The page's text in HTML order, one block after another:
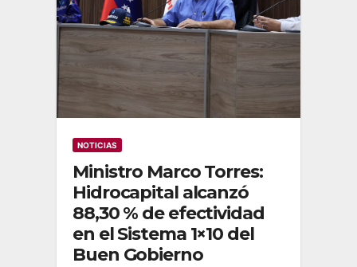
NOTICIAS
Ministro Marco Torres:
Hidrocapital alcanzó
88,30 % de efectividad
en el Sistema 1×10 del
Buen Gobierno